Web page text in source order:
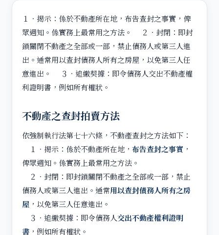
１．揭示：係於不動產所在地，布告查封之事實，俾
眾週知。係實務上最常用之方法。 ２．封閉：即封
鎖關閉不動產之全部或一部，禁止債務人或第三人進
出。通常用以查封債務人所有之房屋，以免第三人任
意進出。 ３．追繳契據：即令債務人交出不動產權
利證明書，例如所有權狀。
不動產之查封拍賣方法
依強制執行法第七十六條，不動產查封之方法如下：
１．揭示：係於不動產所在地， 布告查封之事實 ，
俾眾週知。係實務上最常用之方法。
２．封閉：即封鎖關閉不動產之全部或一部，禁止
債務人或第三人進出。通常用以查封債務人所有之房
屋 ，以免第三人任意進出。
３．追繳契據：即令債務人交出不動產權利證明
書 ，例如所有權狀。